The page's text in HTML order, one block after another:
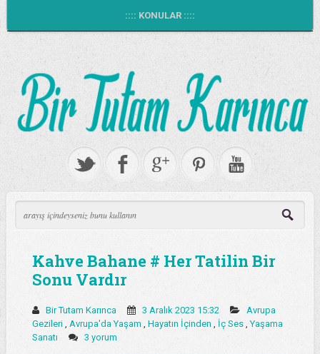
:::: KONULAR ::::
Kahve Bahane # Her Tatilin Bir
Sonu Vardır
Bir Tutam Karınca 3 Aralık 2023 15:32
Avrupa
Gezileri
Avrupa'da Yaşam Hayatın İçinden İç Ses ,Yaşama
Sanatı
3 yorum